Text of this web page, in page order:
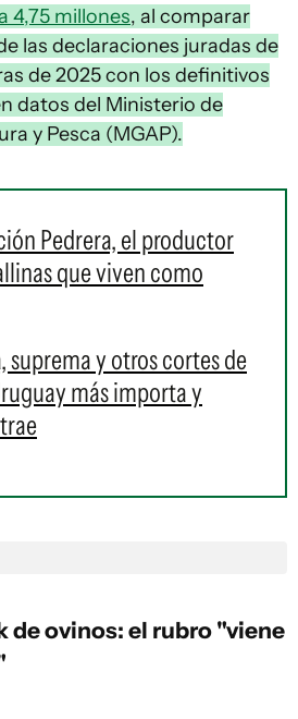
4,75 millones, al comparar
las declaraciones juradas de
de 2025 con los definitivos
datos del Ministerio de
y Pesca (MGAP).
Pedrera, el productor
que viven como
suprema y otros cortes de
más importa y
de ovinos: el rubro "viene